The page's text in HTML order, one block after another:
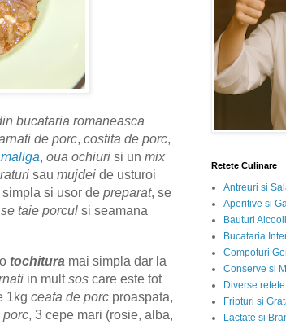
bucataria romaneasca
de porc, costita de porc,
, oua ochiuri si un mix
sau mujdei de usturoi
si usor de preparat, se
taie porcul si seamana
tochitura mai simpla dar la
in multsos care este tot
1kg ceafa de porc proaspata,
porc, 3 cepe mari (rosie, alba,
Retete Culinare
Antreuri si
Aperitive si
Bauturi
Bucataria
Compoturi
Conserve si
Diverse retete
Fripturi si
Lactate si